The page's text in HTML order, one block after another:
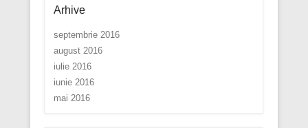
Arhive
septembrie 2016
august 2016
iulie 2016
iunie 2016
mai 2016